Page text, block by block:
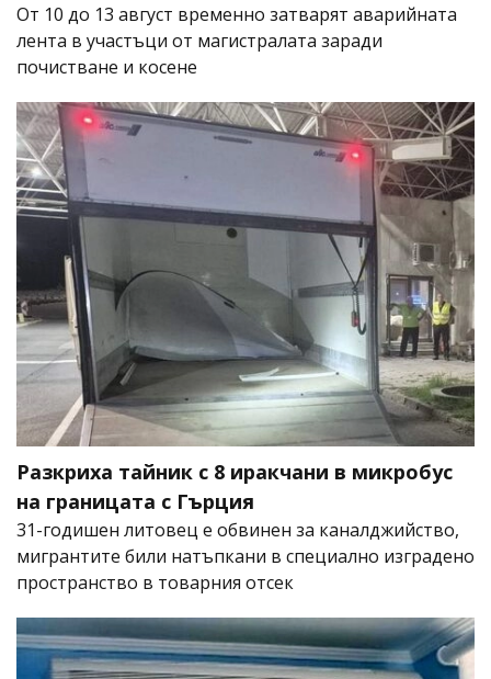
От 10 до 13 август временно затварят аварийната
лента в участъци от магистралата заради
почистване и косене
Разкриха тайник с 8 иракчани в микробус
на границата с Гърция
31-годишен литовец е обвинен за каналджийство,
мигрантите били натъпкани в специално изградено
пространство в товарния отсек